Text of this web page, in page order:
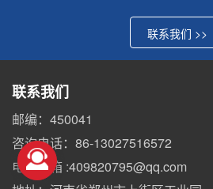
联系我们 >>
联系我们
邮编：450041
咨询电话：86-13027516572
电子邮箱 :409820795@qq.com